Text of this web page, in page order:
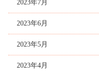
2023年7月
2023年6月
2023年5月
2023年4月